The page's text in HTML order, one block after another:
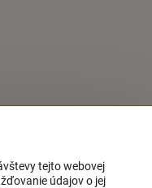
tejto webovej
údajov o jej